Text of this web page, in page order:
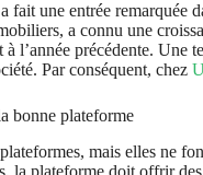
fait une entrée remarquée
a connu une
à l’année précédente. Une
Par conséquent, chez
bonne plateforme
mais elles ne
la plateforme doit offrir